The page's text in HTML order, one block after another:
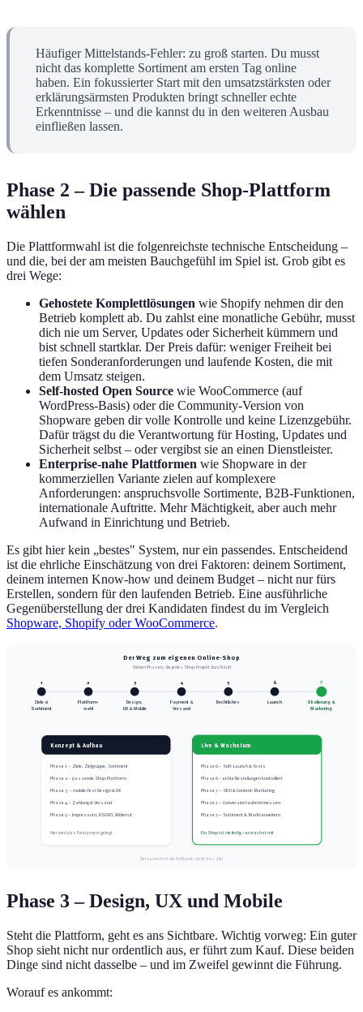
Häufiger Mittelstands-Fehler: zu groß starten. Du musst
nicht das komplette Sortiment am ersten Tag online
haben. Ein fokussierter Start mit den umsatzstärksten oder
erklärungsärmsten Produkten bringt schneller echte
Erkenntnisse – und die kannst du in den weiteren Ausbau
einfließen lassen.
Phase 2 – Die passende Shop-Plattform
wählen
Die Plattformwahl ist die folgenreichste technische Entscheidung –
und die, bei der am meisten Bauchgefühl im Spiel ist. Grob gibt es
drei Wege:
Gehostete Komplettlösungen wie Shopify nehmen dir den
Betrieb komplett ab. Du zahlst eine monatliche Gebühr, musst
dich nie um Server, Updates oder Sicherheit kümmern und
bist schnell startklar. Der Preis dafür: weniger Freiheit bei
tiefen Sonderanforderungen und laufende Kosten, die mit
dem Umsatz steigen.
Self-hosted Open Source wie WooCommerce (auf
WordPress-Basis) oder die Community-Version von
Shopware geben dir volle Kontrolle und keine Lizenzgebühr.
Dafür trägst du die Verantwortung für Hosting, Updates und
Sicherheit selbst – oder vergibst sie an einen Dienstleister.
Enterprise-nahe Plattformen wie Shopware in der
kommerziellen Variante zielen auf komplexere
Anforderungen: anspruchsvolle Sortimente, B2B-Funktionen,
internationale Auftritte. Mehr Mächtigkeit, aber auch mehr
Aufwand in Einrichtung und Betrieb.
Es gibt hier kein „bestes" System, nur ein passendes. Entscheidend
ist die ehrliche Einschätzung von drei Faktoren: deinem Sortiment,
deinem internen Know-how und deinem Budget – nicht nur fürs
Erstellen, sondern für den laufenden Betrieb. Eine ausführliche
Gegenüberstellung der drei Kandidaten findest du im Vergleich
Shopware, Shopify oder WooCommerce.
Der Weg zum eigenen Online-Shop
Sieben Phasen, die jedes Shop-Projekt durchläuft
1
Ziele &
Sortiment
2
Plattform-
wahl
3
Design,
UX & Mobile
4
Payment &
Versand
5
Rechtliches
6
Launch
7
Skalierung &
Marketing
Konzept & Aufbau
Phase 1 – Ziele, Zielgruppe, Sortiment
Phase 2 – passende Shop-Plattform
Phase 3 – mobile-first Design & UX
Phase 4 – Zahlung & Versand
Phase 5 – Impressum, DSGVO, Widerruf
Hier wird das Fundament gelegt
Live & Wachstum
Phase 6 – Soft-Launch & Tests
Phase 6 – echte Bestellungen kontrolliert
Phase 7 – SEO & Content-Marketing
Phase 7 – Conversion laufend messen
Phase 7 – Sortiment & Markt erweitern
Ein Shop ist nie fertig – er wächst mit
Der Launch ist die Halbzeit, nicht das Ziel
Phase 3 – Design, UX und Mobile
Steht die Plattform, geht es ans Sichtbare. Wichtig vorweg: Ein guter
Shop sieht nicht nur ordentlich aus, er führt zum Kauf. Diese beiden
Dinge sind nicht dasselbe – und im Zweifel gewinnt die Führung.
Worauf es ankommt: